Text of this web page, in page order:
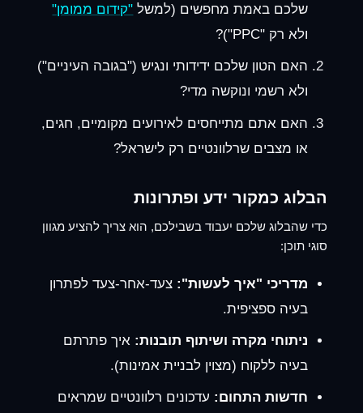
שלכם באמת מחפשים (למשל "קידום ממומן"
ולא רק "PPC")?
האם הטון שלכם ידידותי ונגיש ("בגובה העיניים")
ולא רשמי ונוקשה מדי?
האם אתם מתייחסים לאירועים מקומיים, חגים,
או מצבים שרלוונטיים רק לישראל?
הבלוג כמקור ידע ופתרונות
כדי שהבלוג שלכם יעבוד בשבילכם, הוא צריך להציע מגוון
סוגי תוכן:
מדריכי "איך לעשות": צעד-אחר-צעד לפתרון
בעיה ספציפית.
ניתוחי מקרה ושיתוף תובנות: איך פתרתם
בעיה ללקוח (מצוין לבניית אמינות).
חדשות התחום: עדכונים רלוונטיים שמראים